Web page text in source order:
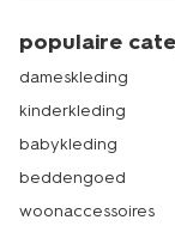
populaire
dameskleding
kinderkleding
babykleding
beddengoed
woonaccessoires